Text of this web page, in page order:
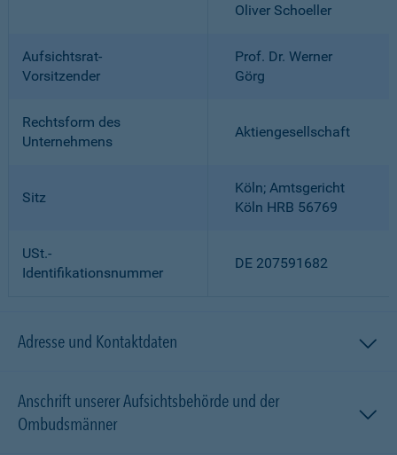
Oliver Schoeller
Aufsichtsrat-
Vorsitzender
Prof. Dr. Werner
Görg
Rechtsform des
Unternehmens
Aktiengesellschaft
Sitz
Köln; Amtsgericht
Köln HRB 56769
USt.-
Identifikationsnummer
DE 207591682
Adresse und Kontaktdaten
Anschrift unserer Aufsichtsbehörde und der
Ombudsmänner